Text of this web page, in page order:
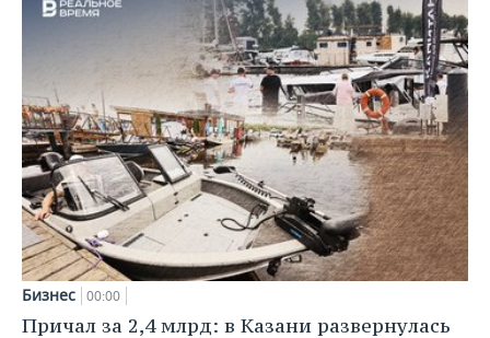
Бизнес 00:00
Причал за 2,4 млрд: в Казани развернулась